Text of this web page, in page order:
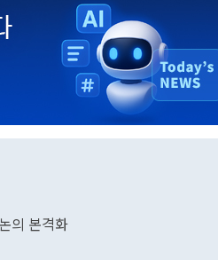
의 본격화